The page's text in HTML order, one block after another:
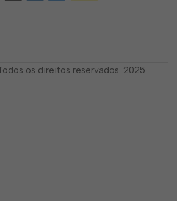
os direitos reservados. 2025